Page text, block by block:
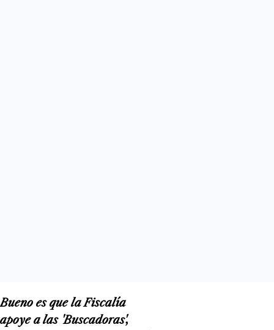
Bueno es que la Fiscalía
apoye a las 'Buscadoras',